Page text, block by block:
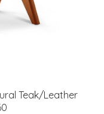
Teak/Leather